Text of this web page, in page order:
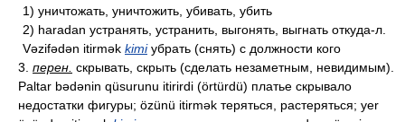
1) уничтожать, уничтожить, убивать, убить
2) haradan устранять, устранить, выгонять, выгнать откуда-л.
Vəzifədən itirmək kimiубрать (снять) с должности кого
3. перен. скрывать, скрыть (сделать незаметным, невидимым).
Paltar bədənin qüsurunu itirirdi (örtürdü) платье скрывало
недостатки фигуры; özünü itirmək теряться, растеряться; yer